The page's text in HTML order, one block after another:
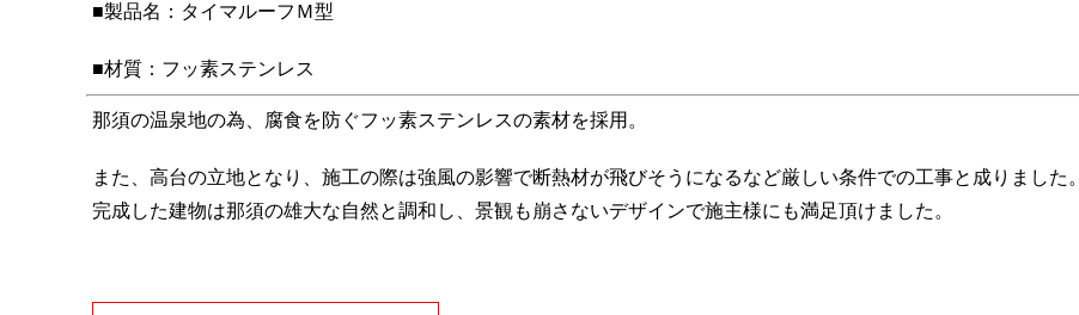
■製品名：タイマルーフＭ型
■材質：フッ素ステンレス
那須の温泉地の為、腐食を防ぐフッ素ステンレスの素材を採用。
また、高台の立地となり、施工の際は強風の影響で断熱材が飛びそうになるなど厳しい条件での工事と成りました。
完成した建物は那須の雄大な自然と調和し、景観も崩さないデザインで施主様にも満足頂けました。